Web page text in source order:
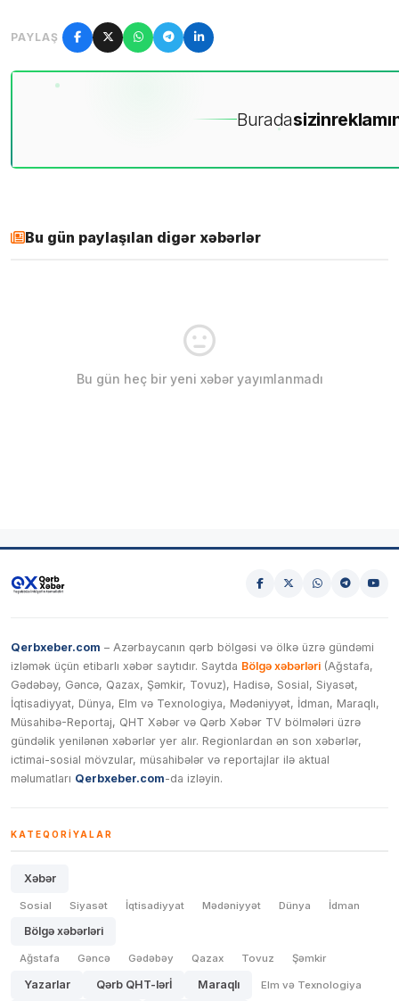
PAYLAŞ
Buradasizin
Bu gün paylaşılan digər xəbərlər
Bu gün heç bir yeni xəbər yayımlanmadı
Qerbxeber.com – Azərbaycanın qərb bölgəsi və ölkə üzrə gündəmi
izləmək üçün etibarlı xəbər saytıdır. Saytda Bölgə xəbərləri (Ağstafa,
Gədəbəy, Gəncə, Qazax, Şəmkir, Tovuz), Hadisə, Sosial, Siyasət,
İqtisadiyyat, Dünya, Elm və Texnologiya, Mədəniyyət, İdman, Maraqlı,
Müsahibə-Reportaj, QHT Xəbər və Qərb Xəbər TV bölmələri üzrə
gündəlik yenilənən xəbərlər yer alır. Regionlardan ən son xəbərlər,
ictimai-sosial mövzular, müsahibələr və reportajlar ilə aktual
məlumatları Qerbxeber.com-da izləyin.
KATEQORIYALAR
Xəbər
Sosial Siyasət İqtisadiyyat Mədəniyyət Dünya İdman
Bölgə xəbərləri
Ağstafa Gəncə Gədəbəy Qazax Tovuz Şəmkir
Yazarlar Qərb QHT-lərİ Maraqlı Elm və Texnologiya